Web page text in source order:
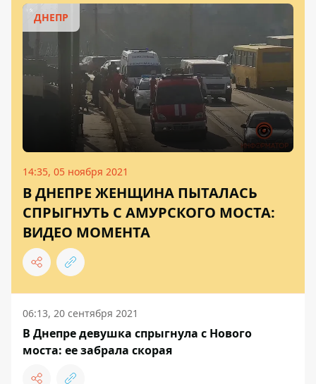
ДНЕПР
14:35, 05 ноября 2021
В ДНЕПРЕ ЖЕНЩИНА ПЫТАЛАСЬ
СПРЫГНУТЬ С АМУРСКОГО МОСТА:
ВИДЕО МОМЕНТА
06:13, 20 сентября 2021
В Днепре девушка спрыгнула с Нового
моста: ее забрала скорая